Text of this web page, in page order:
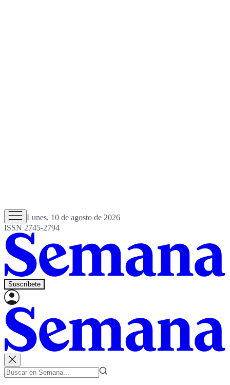
Lunes, 10 de agosto de 2026
ISSN 2745-2794
Suscríbete